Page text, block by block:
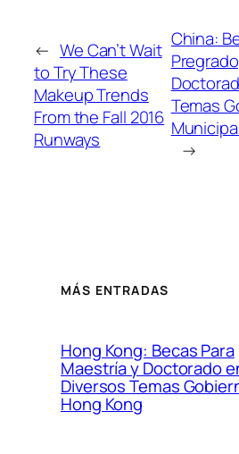
← We Can’t Wait
to Try These
Makeup Trends
From the Fall 2016
Runways
China:
Temas
→
MÁS ENTRADAS
Hong Kong: Becas Para
Maestría y Doctorado
Diversos Temas
Hong Kong